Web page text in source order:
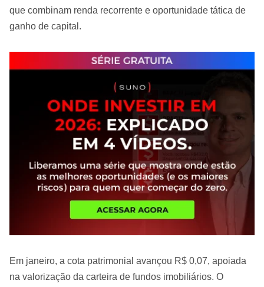
que combinam renda recorrente e oportunidade tática de
ganho de capital.
Em janeiro, a cota patrimonial avançou R$ 0,07, apoiada
na valorização da carteira de fundos imobiliários. O